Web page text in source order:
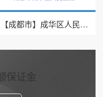
【成都市】成华区人民法院/借款纠纷/2026诉讼保全保函二十二
保证金